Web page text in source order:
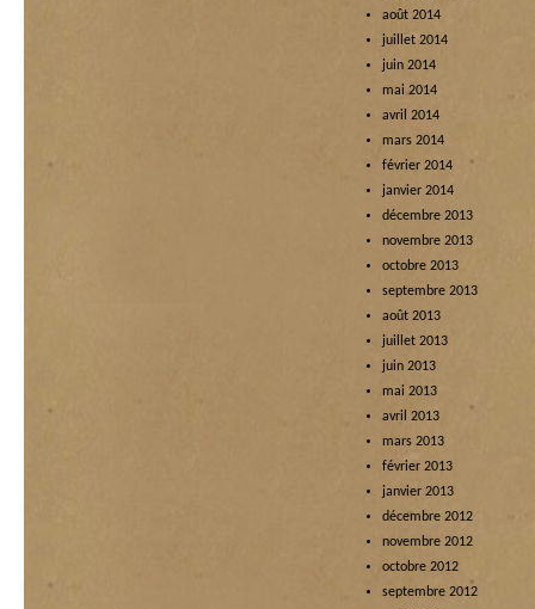
août 2014
juillet 2014
juin 2014
mai 2014
avril 2014
mars 2014
février 2014
janvier 2014
décembre 2013
novembre 2013
octobre 2013
septembre 2013
août 2013
juillet 2013
juin 2013
mai 2013
avril 2013
mars 2013
février 2013
janvier 2013
décembre 2012
novembre 2012
octobre 2012
septembre 2012